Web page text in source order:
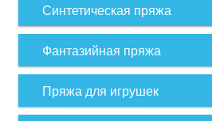
Синтетическая пряжа
Фантазийная пряжа
Пряжа для игрушек